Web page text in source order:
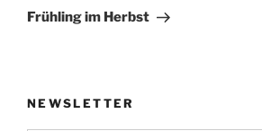
Beitrag
Frühling im Herbst
NEWSLETTER